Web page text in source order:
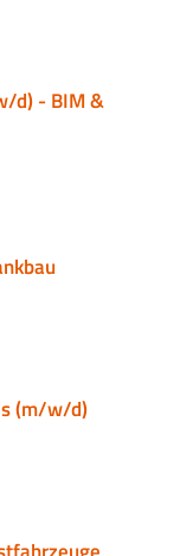
d) - BIM &
(m/w/d)